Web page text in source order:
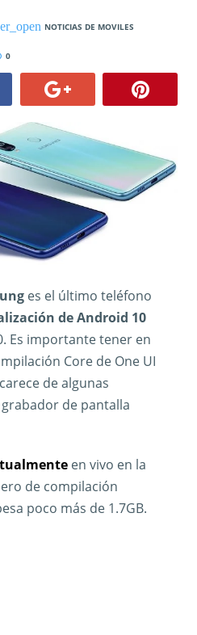
NOTICIAS DE MOVILES
0
es el último teléfono
de Android 10
Es importante tener en
Core de One UI
de algunas
de pantalla
en vivo en la
de compilación
poco más de 1.7GB.